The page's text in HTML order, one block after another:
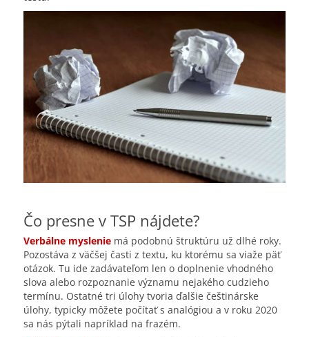
Čo presne v TSP nájdete?
Verbálne mysleniemá podobnú štruktúru už dlhé roky.
Pozostáva z väčšej časti z textu, ku ktorému sa viaže päť
otázok. Tu ide zadávateľom len o doplnenie vhodného
slova alebo rozpoznanie významu nejakého cudzieho
termínu. Ostatné tri úlohy tvoria ďalšie češtinárske
úlohy, typicky môžete počítať s analógiou a v roku 2020
sa nás pýtali napríklad na frazém.